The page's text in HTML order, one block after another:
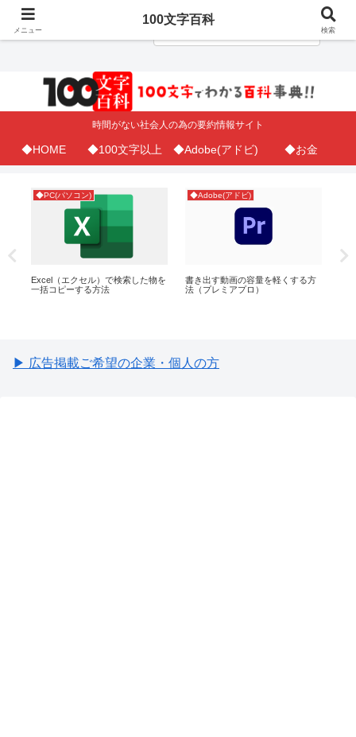
時間がない社会人の為の要約情報サイト
◆HOME ◆100文字以上 ◆Adobe(アドビ) ◆お金
◆PC(パソコン)
Excel（エクセル）で検索した物を
一括コピーする方法
◆Adobe(アドビ)
書き出す動画の容量を軽くする方
法（プレミアプロ）
▶ 広告掲載ご希望の企業・個人の方
メニュー
100文字百科
検索